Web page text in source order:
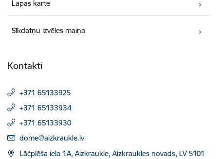
Lapas karte
Sīkdatņu izvēles maiņa
Kontakti
+371 65133925
+371 65133934
+371 65133930
E-pasts:
dome@aizkraukle.lv
Lāčplēša iela 1A, Aizkraukle, Aizkraukles novads, LV 5101